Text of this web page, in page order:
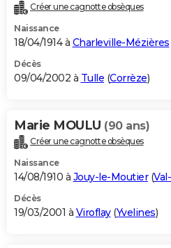
Créer une cagnotte obsèques
Naissance
18/04/1914 à Charleville-Mézières
Décès
09/04/2002 à Tulle (Corrèze)
Marie MOULU (90 ans)
Créer une cagnotte obsèques
Naissance
14/08/1910 à Jouy-le-Moutier(
Décès
19/03/2001 à Viroflay(Yvelines)